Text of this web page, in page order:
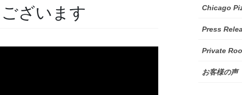
ざいます
Chicago
Press
Private
お客様の声